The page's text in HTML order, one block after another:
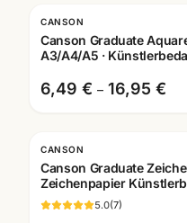
CANSON
Canson Graduate
A3/A4/A5 ·
6,49 € – 16,95 €
CANSON
Canson Graduate
Zeichenpapier
5.0(7)